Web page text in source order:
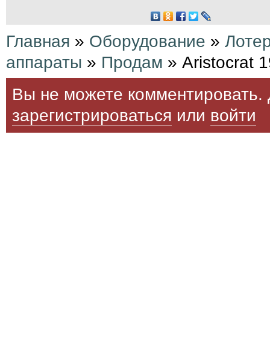
Главная » Оборудование »
аппараты » Продам » Aristocrat
Вы не можете комментировать.
зарегистрироваться или войти